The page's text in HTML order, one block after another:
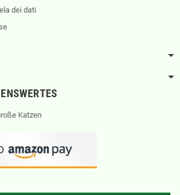
dei dati
Katzen